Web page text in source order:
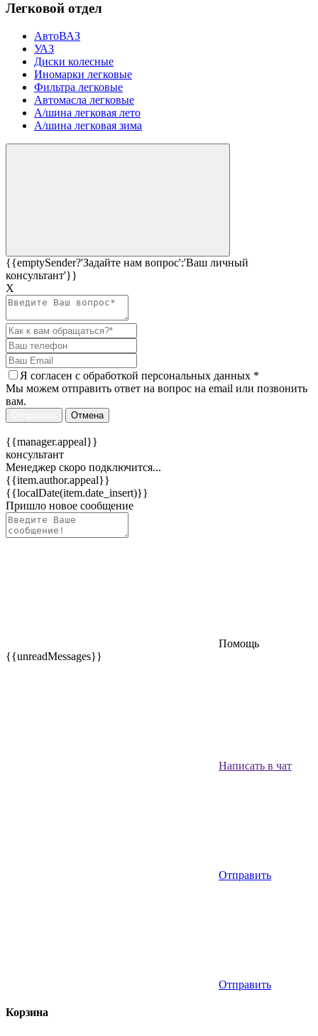
Легковой отдел
АвтоВАЗ
УАЗ
Диски колесные
Иномарки легковые
Фильтра легковые
Автомасла легковые
А/шина легковая лето
А/шина легковая зима
{{emptySender?'Задайте нам вопрос':'Ваш личный
консультант'}}
Х
Я согласен c обработкой персональных данных *
Мы можем отправить ответ на вопрос на email или позвонить
вам.
Отмена
{{manager.appeal}}
консультант
Менеджер скоро подключится...
{{item.author.appeal}}
{{localDate(item.date_insert)}}
Пришло новое сообщение
Помощь
{{unreadMessages}}
Написать в чат
Отправить
Отправить
Корзина